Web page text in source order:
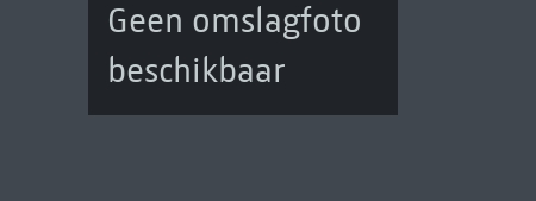
Geen omslagfoto
beschikbaar